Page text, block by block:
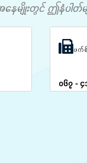
ေမျိုးတွင် ဤနံပါတ်မ
ဖက်စ်
၀၆၇ - ၄